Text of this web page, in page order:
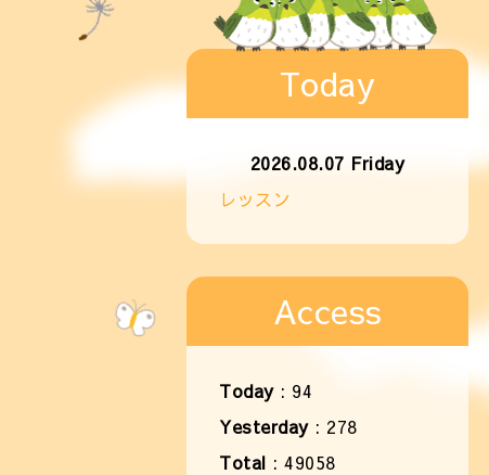
Today
2026.08.07 Friday
レッスン
Access
Today: 94
Yesterday: 278
Total : 49058